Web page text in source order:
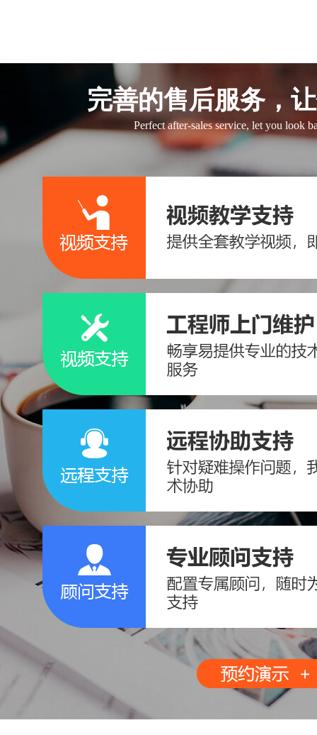
完善的售后服务，
Perfect after-sales service, let you look